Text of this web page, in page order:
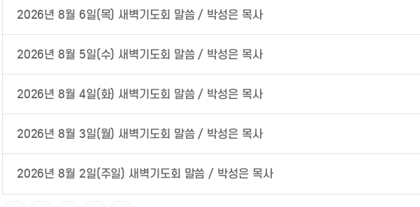
2026년 8월 6일(목) 새벽기도회 말씀 / 박성은 목사
2026년 8월 5일(수) 새벽기도회 말씀 / 박성은 목사
2026년 8월 4일(화) 새벽기도회 말씀 / 박성은 목사
2026년 8월 3일(월) 새벽기도회 말씀 / 박성은 목사
2026년 8월 2일(주일) 새벽기도회 말씀 / 박성은 목사